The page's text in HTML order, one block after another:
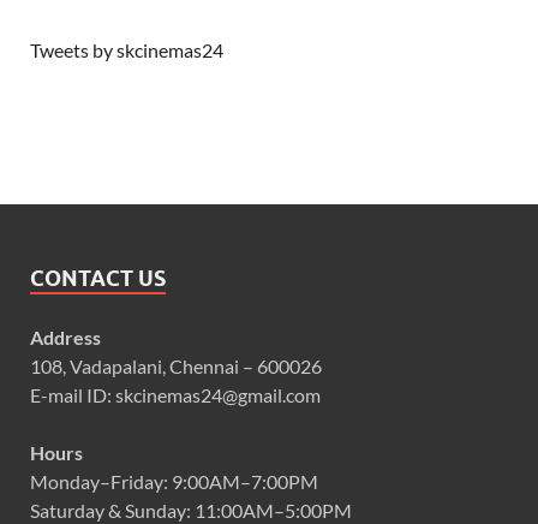
Tweets by skcinemas24
CONTACT US
Address
108, Vadapalani, Chennai – 600026
E-mail ID: skcinemas24@gmail.com
Hours
Monday–Friday: 9:00AM–7:00PM
Saturday & Sunday: 11:00AM–5:00PM